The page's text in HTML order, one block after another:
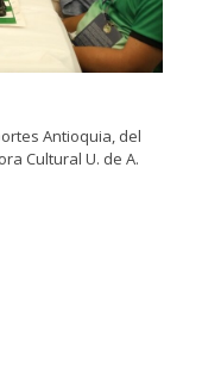
Antioquia, del
Cultural U. de A.